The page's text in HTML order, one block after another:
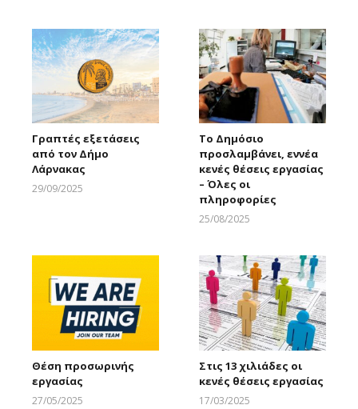
Γραπτές εξετάσεις
από τον Δήμο
Λάρνακας
29/09/2025
Το Δημόσιο
προσλαμβάνει, εννέα
κενές θέσεις εργασίας
– Όλες οι
πληροφορίες
25/08/2025
Θέση προσωρινής
εργασίας
27/05/2025
Στις 13 χιλιάδες οι
κενές θέσεις εργασίας
17/03/2025